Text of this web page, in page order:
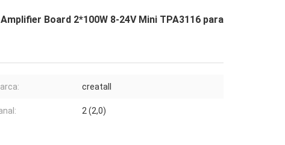
Board 2*100W 8-24V Mini TPA3116 para
creatall
2 (2,0)